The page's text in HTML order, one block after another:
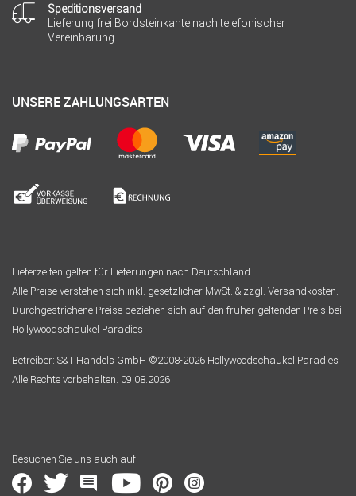
Speditionsversand
Lieferung frei Bordsteinkante nach telefonischer
Vereinbarung
UNSERE ZAHLUNGSARTEN
Lieferzeiten gelten für Lieferungen nach Deutschland.
Alle Preise verstehen sich inkl. gesetzlicher MwSt. & zzgl. Versandkosten.
Durchgestrichene Preise beziehen sich auf den früher geltenden Preis bei
Hollywoodschaukel Paradies
Betreiber: S&T Handels GmbH ©2008-2026 Hollywoodschaukel Paradies
Alle Rechte vorbehalten. 09.08.2026
Besuchen Sie uns auch auf